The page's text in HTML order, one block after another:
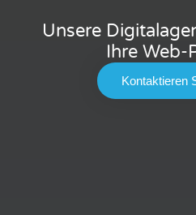
Unsere
Ihre Web-
Kontaktieren